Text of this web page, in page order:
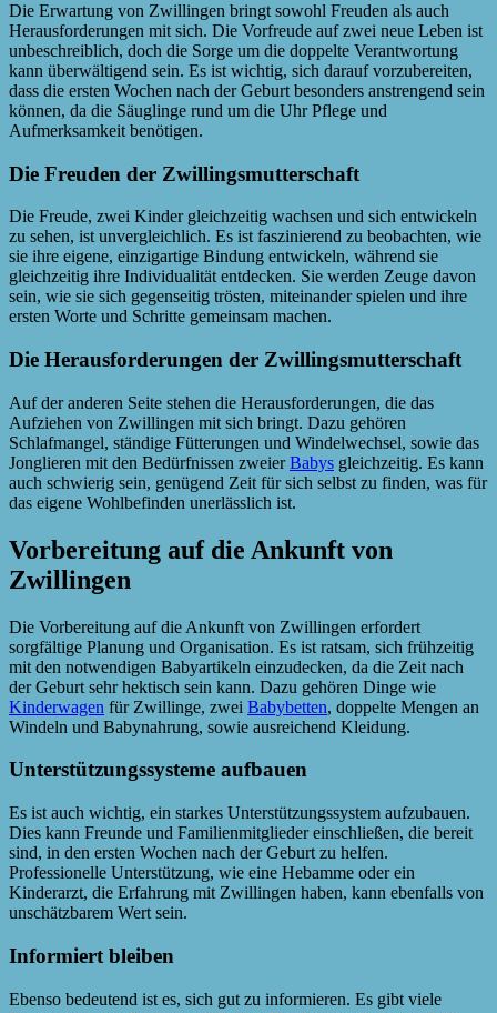
Die Erwartung von Zwillingen bringt sowohl Freuden als auch
Herausforderungen mit sich. Die Vorfreude auf zwei neue Leben ist
unbeschreiblich, doch die Sorge um die doppelte Verantwortung
kann überwältigend sein. Es ist wichtig, sich darauf vorzubereiten,
dass die ersten Wochen nach der Geburt besonders anstrengend sein
können, da die Säuglinge rund um die Uhr Pflege und
Aufmerksamkeit benötigen.
Die Freuden der Zwillingsmutterschaft
Die Freude, zwei Kinder gleichzeitig wachsen und sich entwickeln
zu sehen, ist unvergleichlich. Es ist faszinierend zu beobachten, wie
sie ihre eigene, einzigartige Bindung entwickeln, während sie
gleichzeitig ihre Individualität entdecken. Sie werden Zeuge davon
sein, wie sie sich gegenseitig trösten, miteinander spielen und ihre
ersten Worte und Schritte gemeinsam machen.
Die Herausforderungen der Zwillingsmutterschaft
Auf der anderen Seite stehen die Herausforderungen, die das
Aufziehen von Zwillingen mit sich bringt. Dazu gehören
Schlafmangel, ständige Fütterungen und Windelwechsel, sowie das
Jonglieren mit den Bedürfnissen zweierBabys gleichzeitig. Es kann
auch schwierig sein, genügend Zeit für sich selbst zu finden, was für
das eigene Wohlbefinden unerlässlich ist.
Vorbereitung auf die Ankunft von
Zwillingen
Die Vorbereitung auf die Ankunft von Zwillingen erfordert
sorgfältige Planung und Organisation. Es ist ratsam, sich frühzeitig
mit den notwendigen Babyartikeln einzudecken, da die Zeit nach
der Geburt sehr hektisch sein kann. Dazu gehören Dinge wie
Kinderwagen für Zwillinge, zwei Babybetten, doppelte Mengen an
Windeln und Babynahrung, sowie ausreichend Kleidung.
Unterstützungssysteme aufbauen
Es ist auch wichtig, ein starkes Unterstützungssystem aufzubauen.
Dies kann Freunde und Familienmitglieder einschließen, die bereit
sind, in den ersten Wochen nach der Geburt zu helfen.
Professionelle Unterstützung, wie eine Hebamme oder ein
Kinderarzt, die Erfahrung mit Zwillingen haben, kann ebenfalls von
unschätzbarem Wert sein.
Informiert bleiben
Ebenso bedeutend ist es, sich gut zu informieren. Es gibt viele